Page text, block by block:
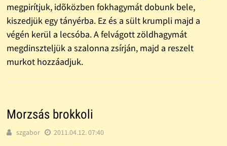
megpirítjuk, idõközben fokhagymát dobunk bele,
kiszedjük egy tányérba. Ez és a sült krumpli majd a
végén kerül a lecsóba. A felvágott zöldhagymát
megdinszteljük a szalonna zsírján, majd a reszelt
murkot hozzáadjuk.
Morzsás brokkoli
szgabor 2011.04.12. 07:40